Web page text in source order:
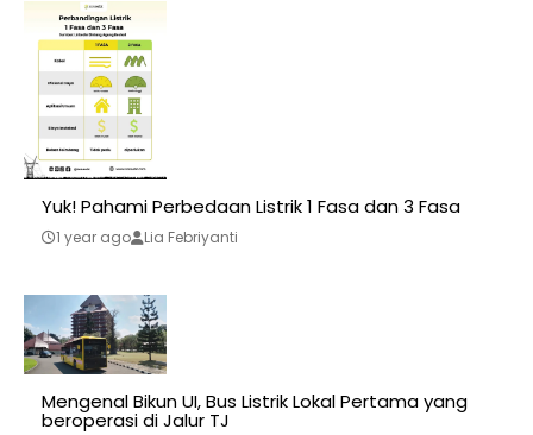
Yuk! Pahami Perbedaan Listrik 1 Fasa dan 3 Fasa
1 year ago Lia Febriyanti
Mengenal Bikun UI, Bus Listrik Lokal Pertama yang
beroperasi di Jalur TJ